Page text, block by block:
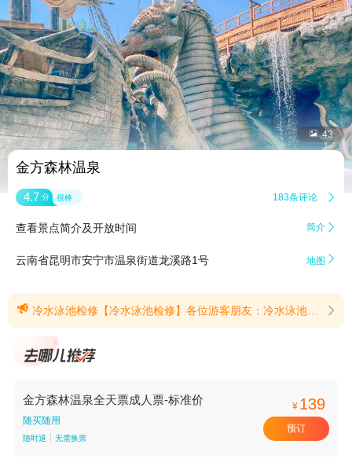
 43
金方森林温泉
4.7 分 很棒 183条评论 
查看景点简介及开放时间 简介 
云南省昆明市安宁市温泉街道龙溪路1号 地图 
 冷水泳池检修【冷水泳池检修】各位游客朋友：冷水泳池在检修暂未开放，请您合理安排游玩。(提示有效期2026/8/7至2026/8/31) 
金方森林温泉全天票成人票-标准价
随买随用
随时退 无需换票
¥ 139
预订
